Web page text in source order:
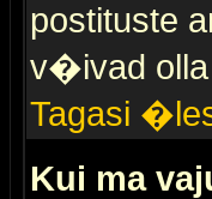
postituste
v�ivad olla
Tagasi
Kui ma